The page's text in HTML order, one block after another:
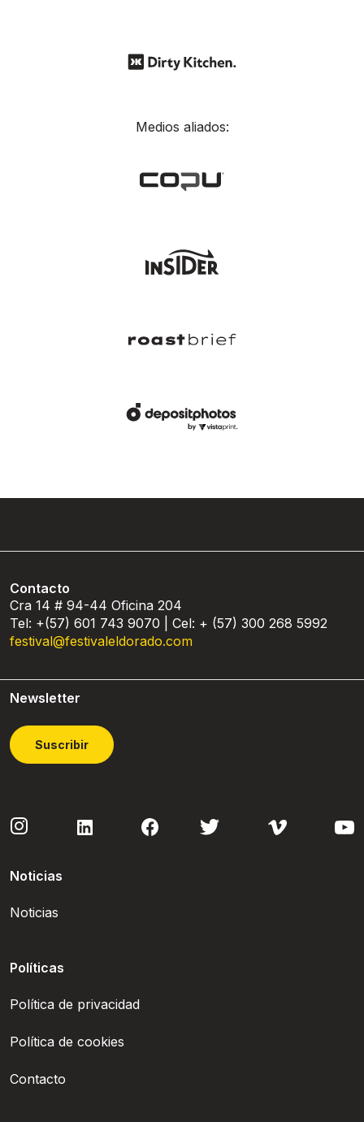
Medios aliados:
Contacto
Cra 14 # 94-44 Oficina 204
Tel: +(57) 601 743 9070 | Cel: + (57) 300 268 5992
festival@festivaleldorado.com
Newsletter
Suscribir
Noticias
Noticias
Políticas
Política de privacidad
Política de cookies
Contacto